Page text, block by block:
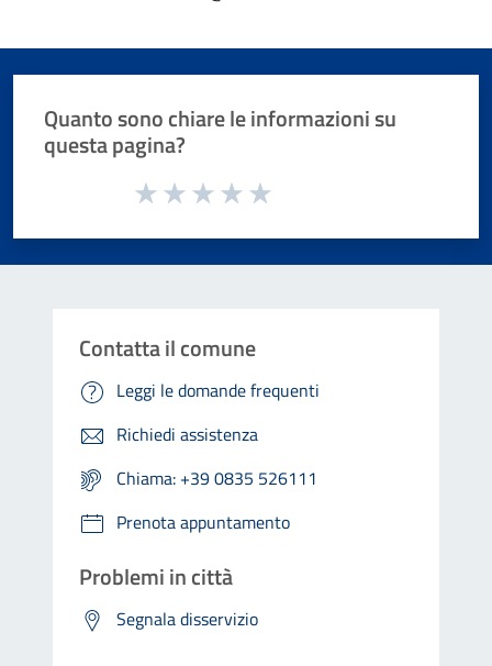
Quanto sono chiare le informazioni su
questa pagina?
Valuta da 1 a 5 stelle la pagina
Contatta il comune
Leggi le domande frequenti
Richiedi assistenza
Chiama: +39 0835 526111
Prenota appuntamento
Problemi in città
Segnala disservizio